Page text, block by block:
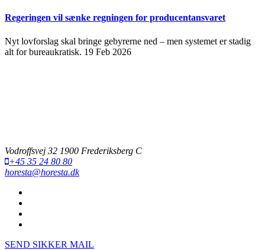
Regeringen vil sænke regningen for producentansvaret
Nyt lovforslag skal bringe gebyrerne ned – men systemet er stadig
alt for bureaukratisk. 19 Feb 2026
Vodroffsvej 32 1900 Frederiksberg C
+45 35 24 80 80
horesta@horesta.dk
SEND SIKKER MAIL